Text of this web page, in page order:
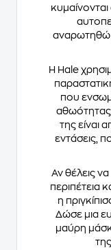
αναρωτηθώ
Η Hale
που
αθωότητας
της είναι
εντάσεις,
Αν θέλεις
περιπέτεια
η
Δώσε μια
μαύρη